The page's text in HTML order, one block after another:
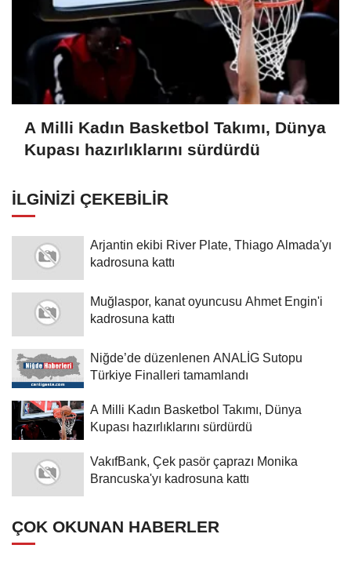
A Milli Kadın Basketbol Takımı, Dünya
Kupası hazırlıklarını sürdürdü
İLGINIZI ÇEKEBILIR
Arjantin ekibi River Plate, Thiago Almada'yı
kadrosuna kattı
Muğlaspor, kanat oyuncusu Ahmet Engin'i
kadrosuna kattı
Niğde’de düzenlenen ANALİG Sutopu
Türkiye Finalleri tamamlandı
A Milli Kadın Basketbol Takımı, Dünya
Kupası hazırlıklarını sürdürdü
VakıfBank, Çek pasör çaprazı Monika
Brancuska'yı kadrosuna kattı
ÇOK OKUNAN HABERLER